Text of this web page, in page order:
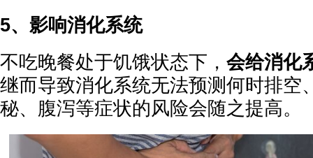
5、影响消化系统
不吃晚餐处于饥饿状态下， 会给消化
继而导致消化系统无法预测何时排空
秘、腹泻等症状的风险会随之提高。